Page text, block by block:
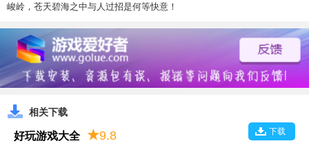
峻岭，苍天碧海之中与人过招是何等快意！
相关下载
下载
好玩游戏大全 ★9.8